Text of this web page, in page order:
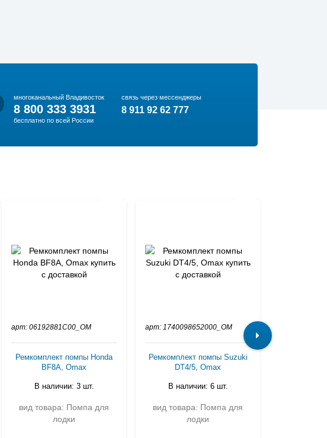
многоканальный Владивосток
8 800 333 3931
бесплатно по всей России
связь через мессенджеры
8 911 92 62 777
арт: 06192881C00_OM
Ремкомплект помпы Honda
BF8A, Omax
В наличии: 3 шт.
вид товара: Помпа для
лодки
арт: 1740098652000_OM
Ремкомплект помпы Suzuki
DT4/5, Omax
В наличии: 6 шт.
вид товара: Помпа для
лодки